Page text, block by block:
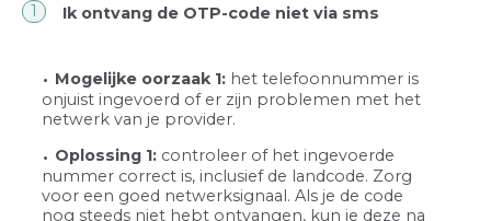
Ik ontvang de OTP-code niet via sms
Mogelijke oorzaak 1: het telefoonnummer is
onjuist ingevoerd of er zijn problemen met het
netwerk van je provider.
Oplossing 1: controleer of het ingevoerde
nummer correct is, inclusief de landcode. Zorg
voor een goed netwerksignaal. Als je de code
nog steeds niet hebt ontvangen, kun je deze na